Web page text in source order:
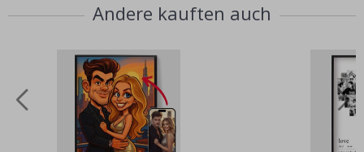
Andere kauften auch